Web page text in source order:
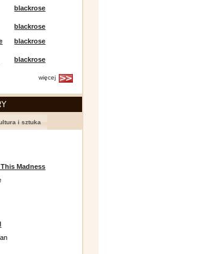
blackrose
blackrose
blackrose
blackrose
więcej
i sztuka
Madness